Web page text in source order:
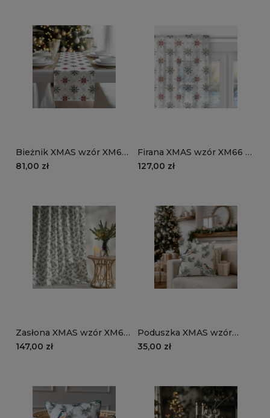
Bieżnik XMAS wzór XM66 |
Zimowy ornament
81,00 zł
Firana XMAS wzór XM66 |
Zimowy ornament
127,00 zł
Zasłona XMAS wzór XM63
| Ptaki na gałązkach
147,00 zł
Poduszka XMAS wzór
XM63 | Ptaki na gałązkach
35,00 zł